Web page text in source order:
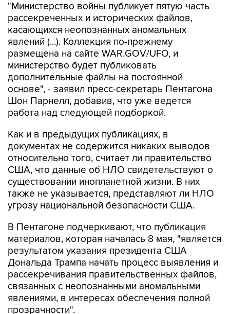
"Министерство войны публикует пятую часть
рассекреченных и исторических файлов,
касающихся неопознанных аномальных
явлений (...). Коллекция по-прежнему
размещена на сайте WAR.GOV/UFO, и
министерство будет публиковать
дополнительные файлы на постоянной
основе", - заявил пресс-секретарь Пентагона
Шон Парнелл, добавив, что уже ведется
работа над следующей подборкой.
Как и в предыдущих публикациях, в
документах не содержится никаких выводов
относительно того, считает ли правительство
США, что данные об НЛО свидетельствуют о
существовании инопланетной жизни. В них
также не указывается, представляют ли НЛО
угрозу национальной безопасности США.
В Пентагоне подчеркивают, что публикация
материалов, которая началась 8 мая, "является
результатом указания президента США
Дональда Трампа начать процесс выявления и
рассекречивания правительственных файлов,
связанных с неопознанными аномальными
явлениями, в интересах обеспечения полной
прозрачности".